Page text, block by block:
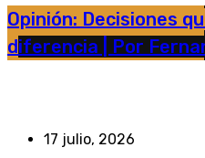
Opinión: Decisiones
diferencia | Por
17 julio, 2026